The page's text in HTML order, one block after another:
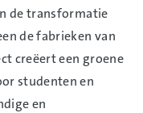
de transformatie
de fabrieken van
creëert een groene
studenten en
en